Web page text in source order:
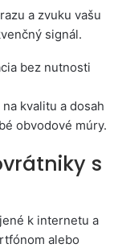
a zvuku vašu
signál.
bez nutnosti
kvalitu a dosah
obvodové múry.
s
k internetu a
alebo